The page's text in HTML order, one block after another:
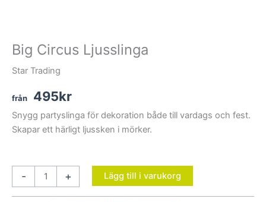
Big Circus Ljusslinga
Star Trading
495kr
Snygg partyslinga för dekoration både till vardags och fest.
Skapar ett härligt ljussken i mörker.
-
Circus
+ Lägg till i varukorg